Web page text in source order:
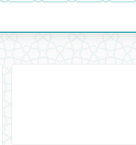
غرب استان کرمانشاه
می‌شود
در یزد برگزار شد